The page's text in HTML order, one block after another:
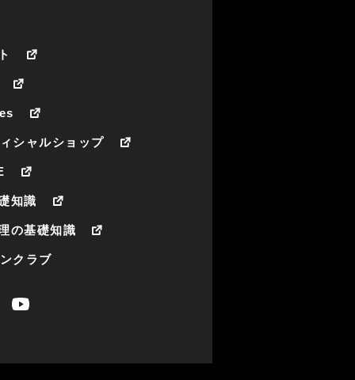
シャルショップ
知識
の基礎知識
クラブ